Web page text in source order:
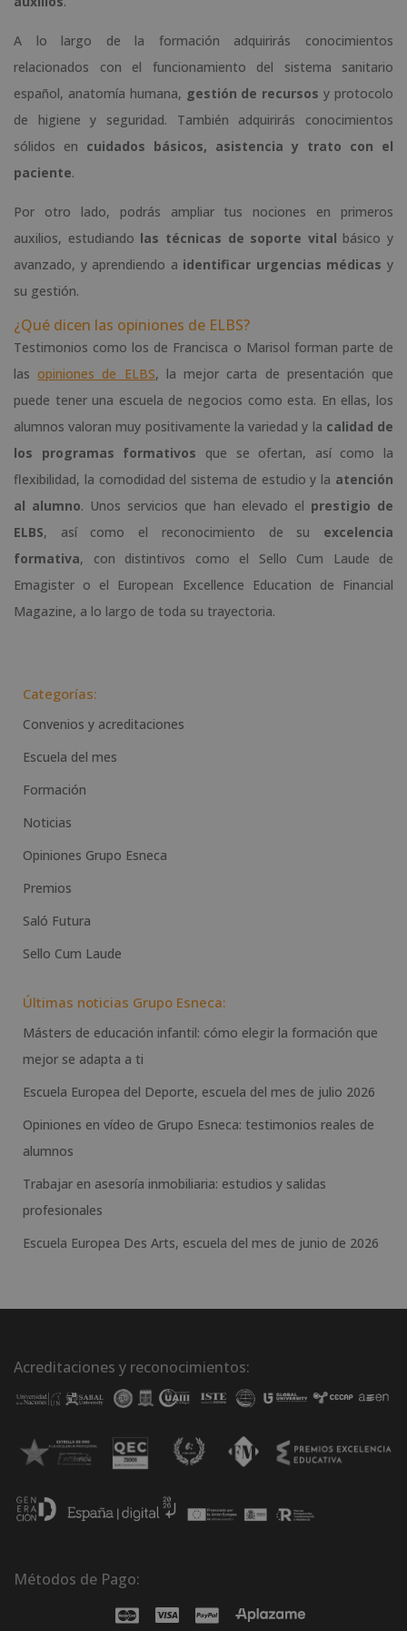
A lo largo de la formación adquirirás conocimientos
relacionados con el funcionamiento del sistema sanitario
español, anatomía humana, gestión de recursos y protocolo
de higiene y seguridad. También adquirirás conocimientos
sólidos en cuidados básicos, asistencia y trato con el
paciente.
Por otro lado, podrás ampliar tus nociones en primeros
auxilios, estudiando las técnicas de soporte vital básico y
avanzado, y aprendiendo a identificar urgencias médicas y
su gestión.
¿Qué dicen las opiniones de ELBS?
Testimonios como los de Francisca o Marisol forman parte de
lasopiniones de ELBS, la mejor carta de presentación que
puede tener una escuela de negocios como esta. En ellas, los
alumnos valoran muy positivamente la variedad y la calidad de
los programas formativos que se ofertan, así como la
flexibilidad, la comodidad del sistema de estudio y la atención
al alumno. Unos servicios que han elevado el prestigio de
ELBS, así como el reconocimiento de su excelencia
formativa, con distintivos como el Sello Cum Laude de
Emagister o el European Excellence Education de Financial
Magazine, a lo largo de toda su trayectoria.
Categorías:
Convenios y acreditaciones
Escuela del mes
Formación
Noticias
Opiniones Grupo Esneca
Premios
Saló Futura
Sello Cum Laude
Últimas noticias Grupo Esneca:
Másters de educación infantil: cómo elegir la formación que
mejor se adapta a ti
Escuela Europea del Deporte, escuela del mes de julio 2026
Opiniones en vídeo de Grupo Esneca: testimonios reales de
alumnos
Trabajar en asesoría inmobiliaria: estudios y salidas
profesionales
Escuela Europea Des Arts, escuela del mes de junio de 2026
Acreditaciones y reconocimientos:
Métodos de Pago: